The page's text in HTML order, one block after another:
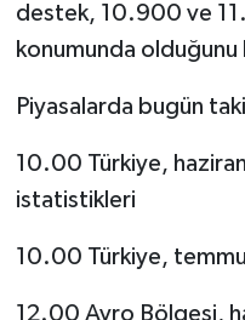
destek, 10.900 ve
konumunda
Piyasalarda bugün
10.00 Türkiye, haziran
istatistikleri
10.00 Türkiye,
12.00 Avro Bölgesi,